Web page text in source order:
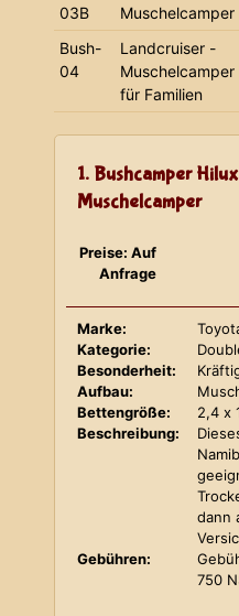
03B
Muschelcamper
Bush-
04
Landcruiser -
Muschelcamper
für Familien
1. Bushcamper
Muschelcamper
Preise: Auf
Anfrage
Marke:
Kategorie:
Besonderheit:
Aufbau:
Bettengröße:
2,4 x
Beschreibung:
dann
Gebühren:
750